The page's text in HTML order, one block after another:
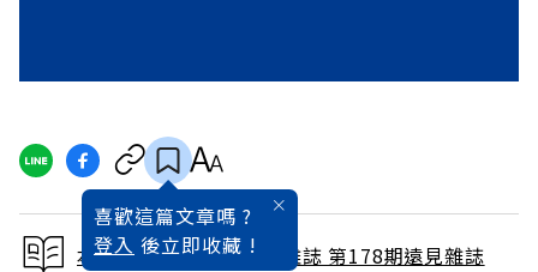
喜歡這篇文章嗎 ?
登入 後立即收藏 !
本文出自 2001 / 4月號雜誌 第178期遠見雜誌